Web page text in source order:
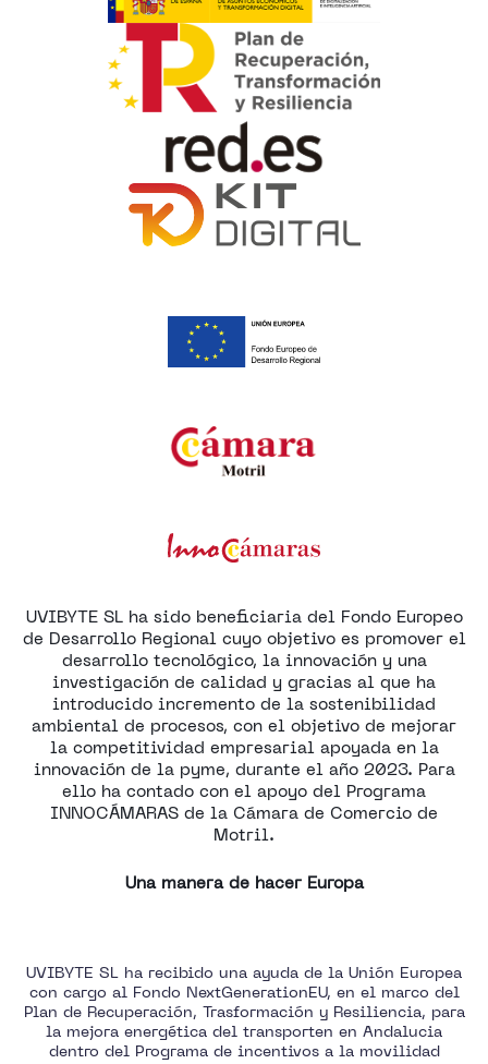
UVIBYTE SL ha sido beneficiaria del Fondo Europeo
de Desarrollo Regional cuyo objetivo es promover el
desarrollo tecnológico, la innovación y una
investigación de calidad y gracias al que ha
introducido incremento de la sostenibilidad
ambiental de procesos, con el objetivo de mejorar
la competitividad empresarial apoyada en la
innovación de la pyme, durante el año 2023. Para
ello ha contado con el apoyo del Programa
INNOCÁMARAS de la Cámara de Comercio de
Motril.
Una manera de hacer Europa
UVIBYTE SL ha recibido una ayuda de la Unión Europea
con cargo al Fondo NextGenerationEU, en el marco del
Plan de Recuperación, Trasformación y Resiliencia, para
la mejora energética del transporten en Andalucia
dentro del Programa de incentivos a la movilidad